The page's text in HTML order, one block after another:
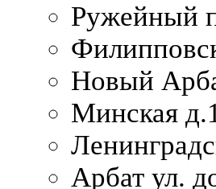
Ружейный
Новый
Минская
Арбат ул.